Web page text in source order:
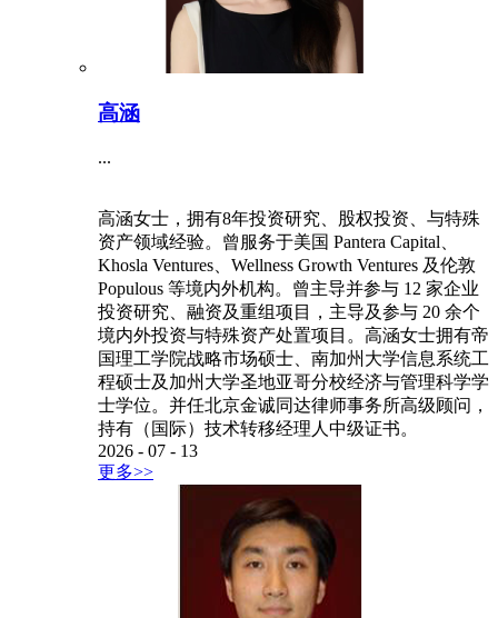
高涵
...
高涵女士，拥有8年投资研究、股权投资、与特殊
资产领域经验。曾服务于美国 Pantera Capital、
Khosla Ventures、Wellness Growth Ventures 及伦敦
Populous 等境内外机构。曾主导并参与 12 家企业
投资研究、融资及重组项目，主导及参与 20 余个
境内外投资与特殊资产处置项目。高涵女士拥有帝
国理工学院战略市场硕士、南加州大学信息系统工
程硕士及加州大学圣地亚哥分校经济与管理科学学
士学位。并任北京金诚同达律师事务所高级顾问，
持有（国际）技术转移经理人中级证书。
2026 - 07 - 13
更多>>